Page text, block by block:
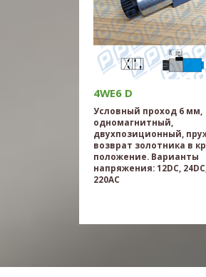
4WE6 D
Условный проход 6 мм,
одномагнитный,
двухпозиционный,
возврат золотника в
положение. Варианты
напряжения: 12DC,
220AC